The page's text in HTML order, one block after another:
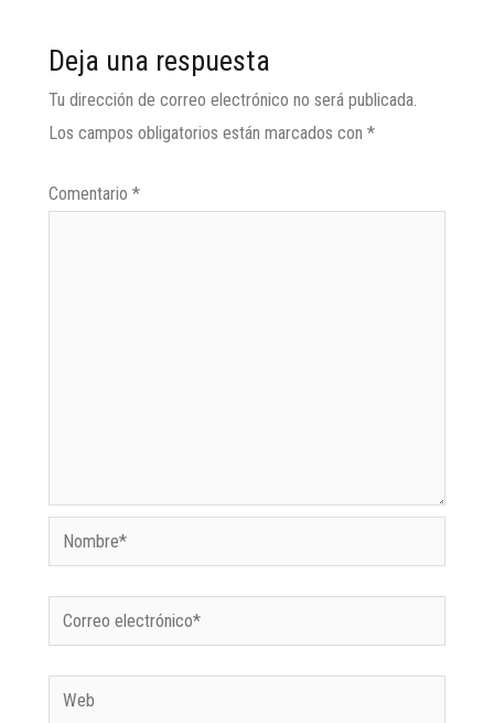
Deja una respuesta
Tu dirección de correo electrónico no será publicada.
Los campos obligatorios están marcados con *
Comentario *